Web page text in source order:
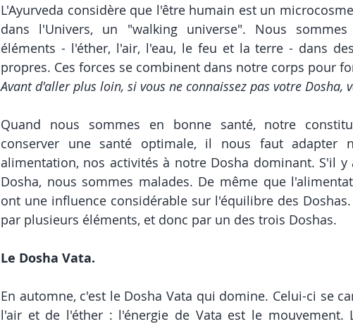
L'Ayurveda considère que l'être humain est un
dans l'Univers, un "walking universe". Nous
éléments - l'éther, l'air, l'eau, le feu et la terre - dans
propres. Ces forces se combinent dans notre corps pour
Avant d'aller plus loin, si vous ne connaissez pas votre Dosha,
Quand nous sommes en bonne santé, notre
conserver une santé optimale, il nous faut adapter
alimentation, nos activités à notre Dosha dominant. S'il
Dosha, nous sommes malades. De même que
ont une influence considérable sur l'équilibre des
par plusieurs éléments, et donc par un des trois Doshas.
Le Dosha Vata.
En automne, c'est le Dosha Vata qui domine. Celui-ci se
l'air et de l'éther : l'énergie de Vata est le mouvement.